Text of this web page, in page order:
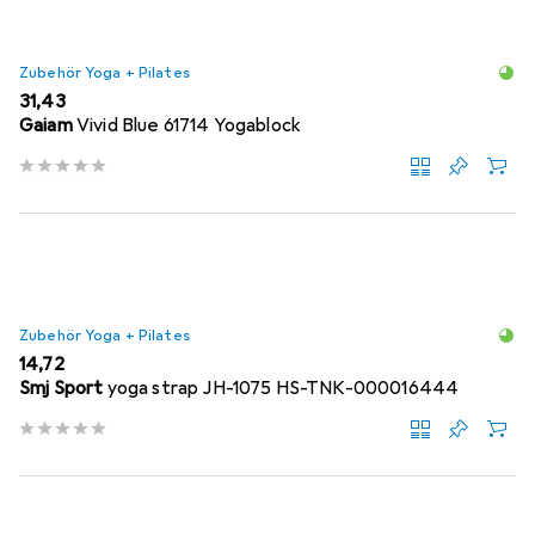
Zubehör Yoga + Pilates
EUR
31,43
GaiamVivid Blue 61714 Yogablock
Zubehör Yoga + Pilates
EUR
14,72
Smj Sport yoga strap JH-1075 HS-TNK-000016444